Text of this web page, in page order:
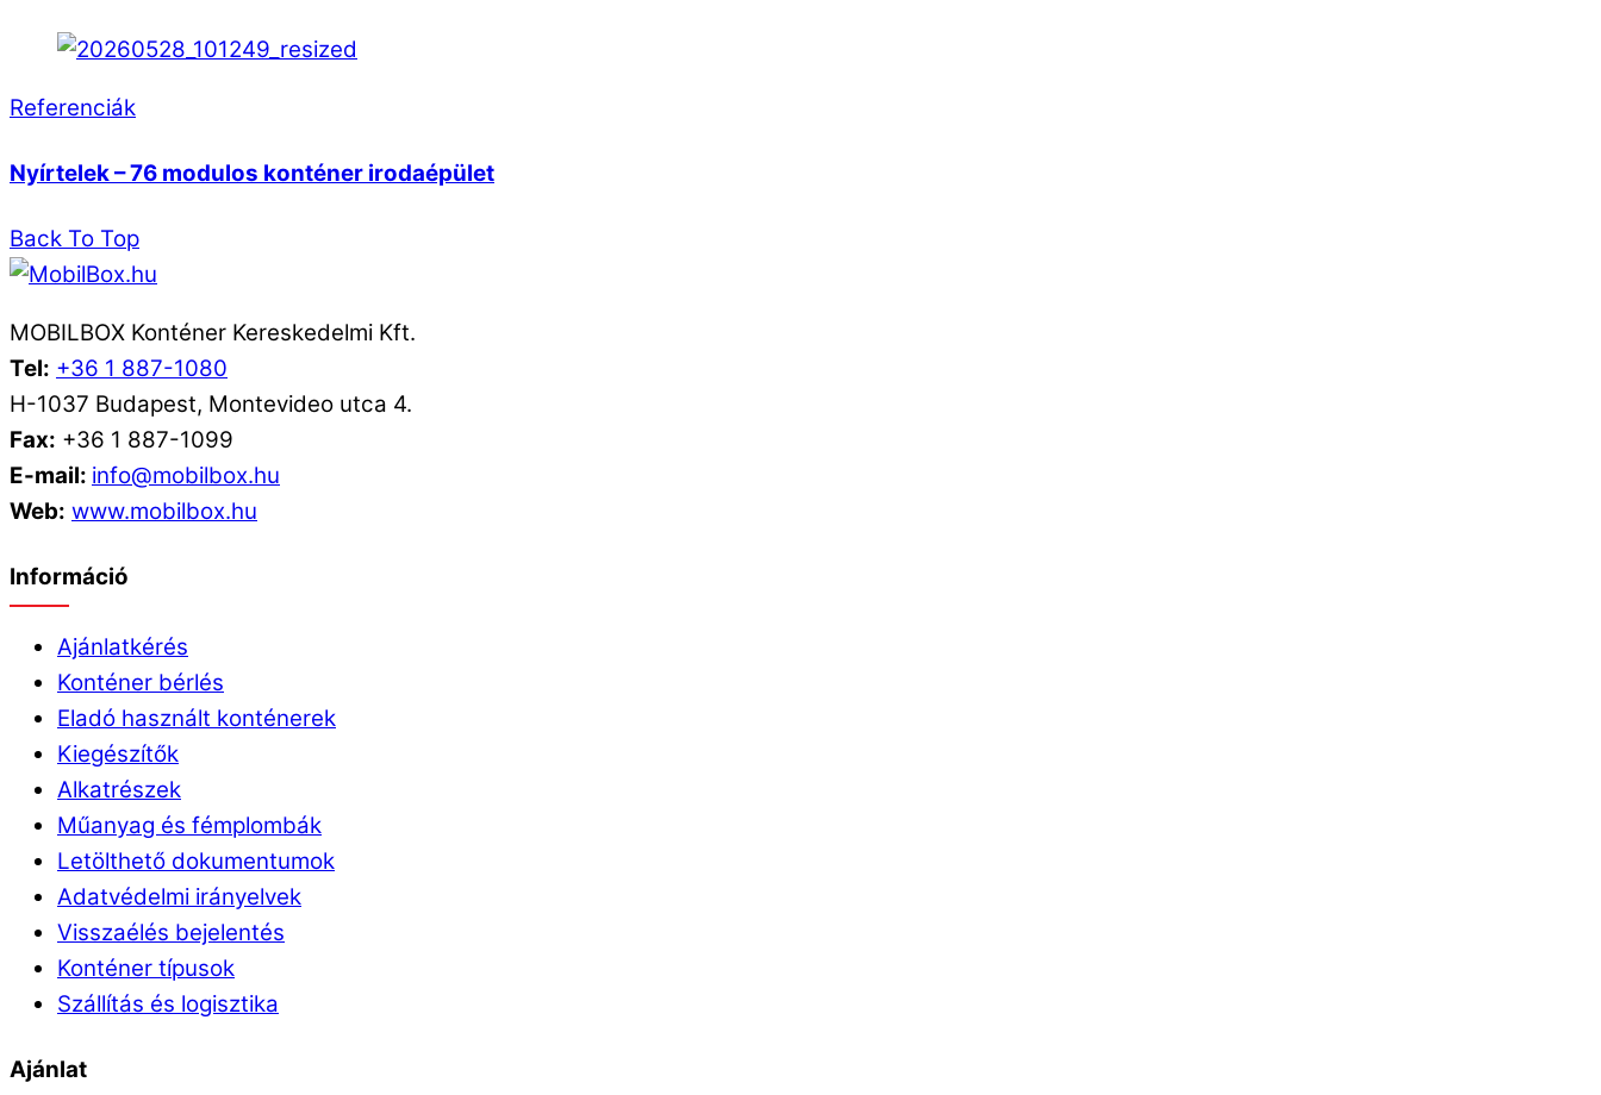
Referenciák
Nyírtelek – 76 modulos konténer irodaépület
Back To Top
MOBILBOX Konténer Kereskedelmi Kft.
Tel: +36 1 887-1080
H-1037 Budapest, Montevideo utca 4.
Fax: +36 1 887-1099
E-mail: info@mobilbox.hu
Web: www.mobilbox.hu
Információ
Ajánlatkérés
Konténer bérlés
Eladó használt konténerek
Kiegészítők
Alkatrészek
Műanyag és fémplombák
Letölthető dokumentumok
Adatvédelmi irányelvek
Visszaélés bejelentés
Konténer típusok
Szállítás és logisztika
Ajánlat